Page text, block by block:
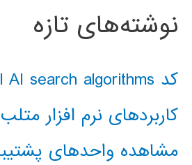
نوشته‌های تازه
کد classical AI search algorithms
کاربردهای نرم افزار متلب
مشاهده واحدهای